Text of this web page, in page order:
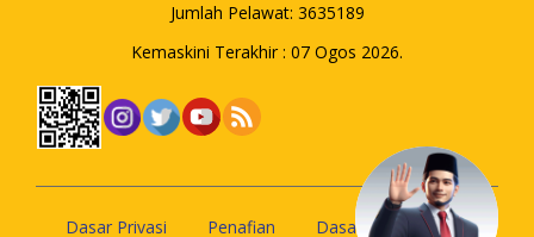
Jumlah Pelawat: 3635189
Kemaskini Terakhir : 07 Ogos 2026.
Dasar Privasi Penafian Dasar Keselamatan